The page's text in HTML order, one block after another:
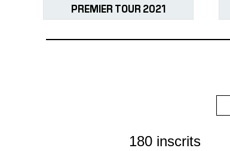
PREMIER TOUR 2021
180 inscrits